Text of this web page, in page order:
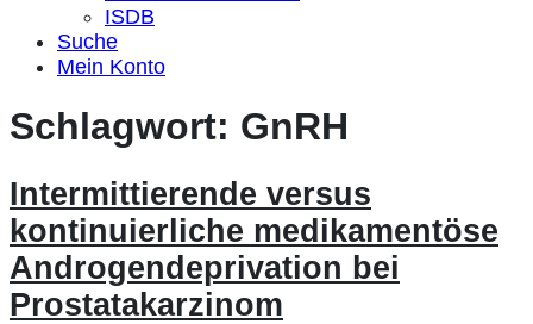
ISDB
Suche
Mein Konto
Schlagwort: GnRH
Intermittierende versus
kontinuierliche medikamentöse
Androgendeprivation bei
Prostatakarzinom